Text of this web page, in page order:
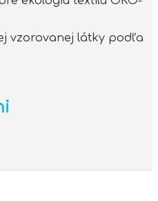
vzorovanej látky podľa